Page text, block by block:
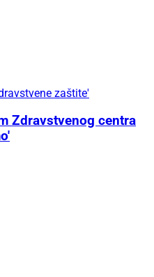
zaštite'
Zdravstvenog centra